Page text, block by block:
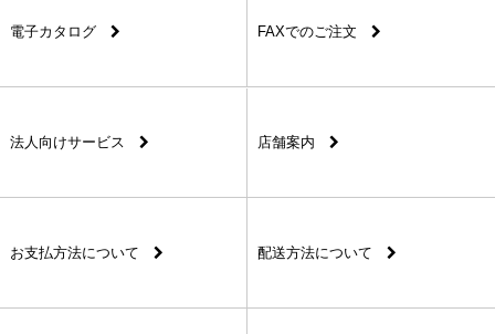
電子カタログ FAXでのご注文
法人向けサービス 店舗案内
お支払方法について 配送方法について